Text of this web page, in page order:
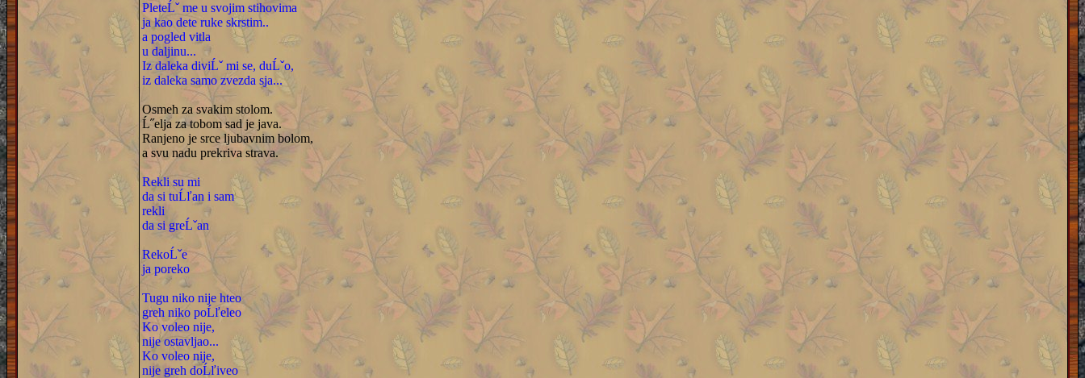
PleteĹˇ me u svojim stihovima
ja kao dete ruke skrstim..
a pogled vitla
u daljinu...
Iz daleka diviĹˇ mi se, duĹˇo,
iz daleka samo zvezda sja...
Osmeh za svakim stolom.
Ĺ˝elja za tobom sad je java.
Ranjeno je srce ljubavnim bolom,
a svu nadu prekriva strava.
Rekli su mi
da si tuĹľan i sam
rekli
da si greĹˇan
RekoĹˇe
ja poreko
Tugu niko nije hteo
greh niko poĹľeleo
Ko voleo nije,
nije ostavljao...
Ko voleo nije,
nije greh doĹľiveo